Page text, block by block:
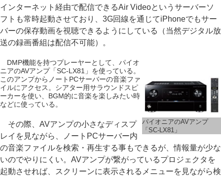
インターネット経由で配信できるAir Videoというサーバーソ
フトも常時起動させており、3G回線を通じてiPhoneでもサー
バーの保存動画を視聴できるようにしている（当然デジタル放
送の録画番組は配信不可能）。
パイオニアのAVアンプ
「SC-LX81」
DMP機能を持つプレーヤーとして、パイオ
ニアのAVアンプ「SC-LX81」を使っている。
このアンプからノートPCサーバーの音楽ファ
イルにアクセス。シアター用サラウンドスピ
ーカーを使い、BGM的に音楽を楽しみたい時
などに使っている。
その際、AVアンプの小さなディスプ
レイを見ながら、ノートPCサーバー内
の音楽ファイルを検索・再生する事もできるが、情報量が少な
いのでやりにくい。AVアンプが繋がっているプロジェクタを
起動させれば、スクリーンに表示されるメニューを見ながら検